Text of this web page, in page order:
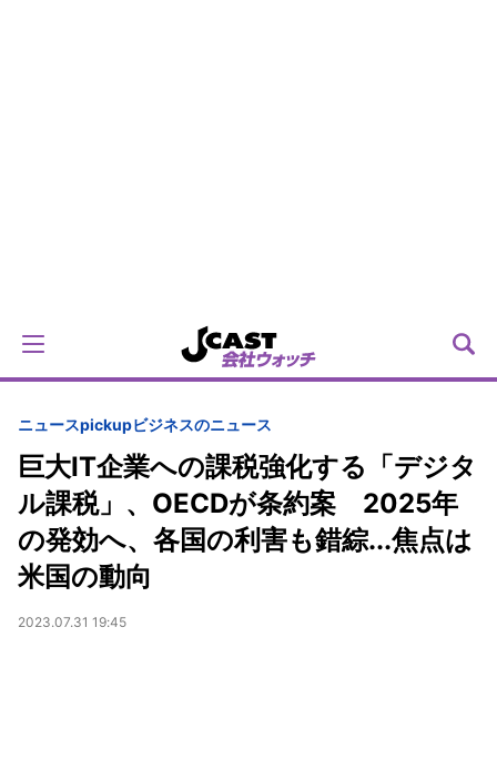
ニュースpickupビジネスのニュース
巨大IT企業への課税強化する「デジタ
ル課税」、OECDが条約案 2025年
の発効へ、各国の利害も錯綜...焦点は
米国の動向
2023.07.31 19:45